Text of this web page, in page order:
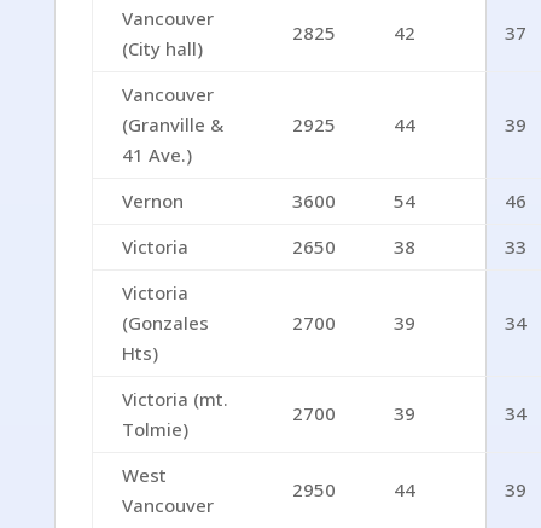
Vancouver
(City hall)
2825 42 37
Vancouver
(Granville &
41 Ave.)
2925 44 39
Vernon 3600 54
46
Victoria
2650 38
33
Victoria
(Gonzales
Hts)
2700 39 34
Victoria (mt.
Tolmie)
2700 39 34
West
Vancouver
2950 44 39